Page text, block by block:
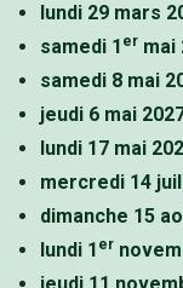
lundi 29 mars
samedi 1 ermai
samedi 8 mai
jeudi 6 mai
lundi 17 mai
mercredi 14
dimanche 15
lundi 1 er
jeudi 11